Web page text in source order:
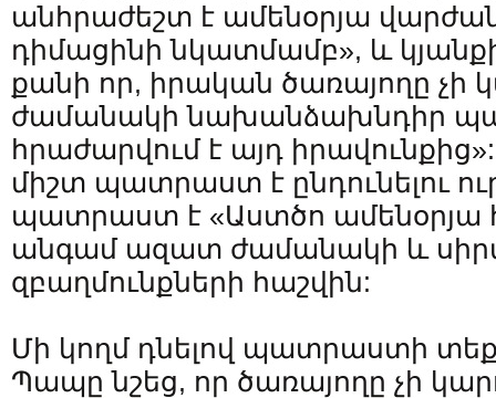
անհրաժեշտ է ամենօրյա
դիմացինի նկատմամբ», և կյանքի
քանի որ, իրական ծառայողը չի
ժամանակի նախանձախնդիր
հրաժարվում է այդ
միշտ պատրաստ է ընդունելու
պատրաստ է «Աստծո ամենօրյա
անգամ ազատ ժամանակի և
զբաղմունքների հաշվին:
Մի կողմ դնելով պատրաստի
Պապը նշեց, որ ծառայողը չի